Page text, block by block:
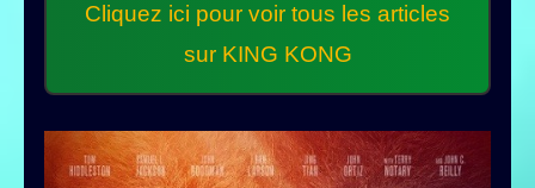
Cliquez ici pour voir tous les articles
sur KING KONG